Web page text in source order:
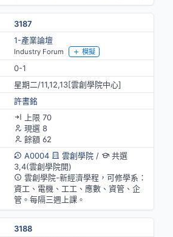
3187
1-產業論壇
Industry Forum 模擬
0-1
星期二/11,12,13[雲創學院中心]
許書銘
上限 70
現選 8
餘額 62
A0004
雲創學院/
共選
3,4(雲創學院開)
雲創學院-新經濟學程，可修學系：
資工、電機、工工、應數、資管、企
管。每隔三週上課。
3188